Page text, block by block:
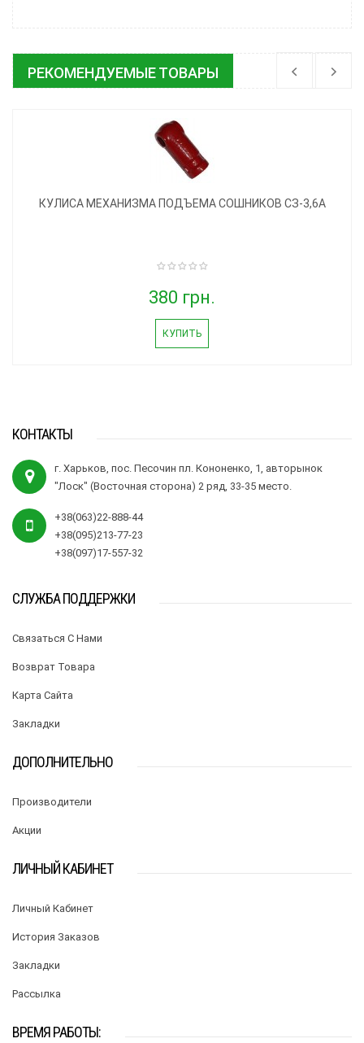
РЕКОМЕНДУЕМЫЕ ТОВАРЫ
КУЛИСА МЕХАНИЗМА ПОДЪЕМА СОШНИКОВ СЗ-3,6А
380 грн.
КУПИТЬ
КОНТАКТЫ
г. Харьков, пос. Песочин пл. Кононенко, 1, авторынок
"Лоск" (Восточная сторона) 2 ряд, 33-35 место.
+38(063)22-888-44
+38(095)213-77-23
+38(097)17-557-32
СЛУЖБА ПОДДЕРЖКИ
Связаться С Нами
Возврат Товара
Карта Сайта
Закладки
ДОПОЛНИТЕЛЬНО
Производители
Акции
ЛИЧНЫЙ КАБИНЕТ
Личный Кабинет
История Заказов
Закладки
Рассылка
ВРЕМЯ РАБОТЫ: